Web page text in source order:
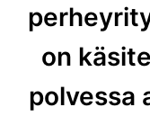
on
polvessa